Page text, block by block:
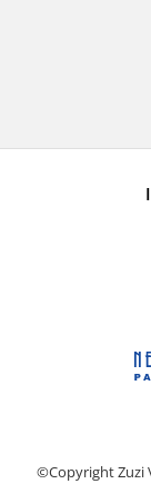
©Copyright Zuzi